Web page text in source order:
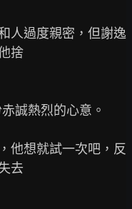
過度親密，但謝逸
捨
誠熱烈的心意。
想就試一次吧，反
去